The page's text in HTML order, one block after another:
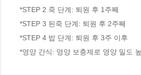
*STEP 2 죽 단계: 퇴원 후 1주째
*STEP 3 된죽 단계: 퇴원 후 2주째
*STEP 4 밥 단계: 퇴원 후 3주 이후
*영양 간식: 영양 보충제로 영양 밀도